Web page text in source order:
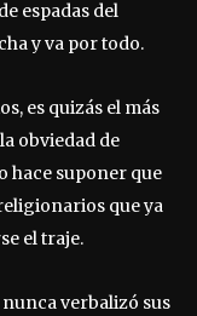
espadas del
y va por todo.
es quizás el más
obviedad de
hace suponer que
que ya
el traje.
nunca verbalizó sus